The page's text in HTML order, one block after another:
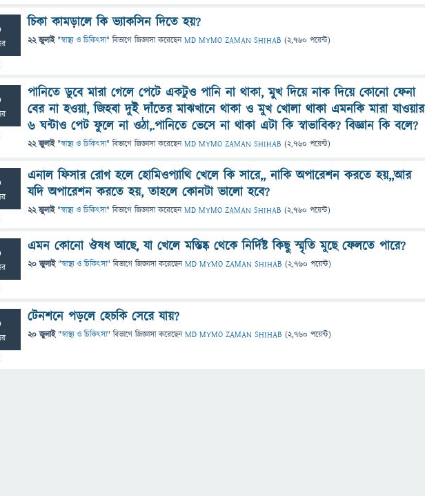
চিকা কামড়ালে কি ভ্যাকসিন দিতে হয়?
22 জুলাই "স্বাস্থ্য ও চিকিৎসা" বিভাগে জিজ্ঞাসাকরেছেনMD MYMO ZAMAN SHIHAB (2,760 পয়েন্ট)
পানিতে ডুবে মারা গেলে পেটে একটুও পানি না থাকা, মুখ দিয়ে নাক দিয়ে কোনো ফেনা
বের না হওয়া, জিহবা দুই দাঁতের মাঝখানে থাকা ও মুখ খোলা থাকা এমনকি মারা যাওয়ার
৬ ঘন্টাও পেট ফুলে না ওঠা,.পানিতে ভেসে না থাকা এটা কি স্বাভাবিক? বিজ্ঞান কি বলে?
22 জুলাই "স্বাস্থ্য ও চিকিৎসা" বিভাগে জিজ্ঞাসাকরেছেনMD MYMO ZAMAN SHIHAB (2,760 পয়েন্ট)
এনাল ফিসার রোগ হলে হোমিওপ্যাথি খেলে কি সারে,, নাকি অপারেশন করতে হয়,,আর
যদি অপারেশন করতে হয়, তাহলে কোনটা ভালো হবে?
22 জুলাই "স্বাস্থ্য ও চিকিৎসা" বিভাগে জিজ্ঞাসাকরেছেনMD MYMO ZAMAN SHIHAB (2,760 পয়েন্ট)
এমন কোনো ঔষধ আছে, যা খেলে মস্তিষ্ক থেকে নির্দিষ্ট কিছু স্মৃতি মুছে ফেলতে পারে?
20 জুলাই "স্বাস্থ্য ও চিকিৎসা" বিভাগে জিজ্ঞাসাকরেছেনMD MYMO ZAMAN SHIHAB (2,760 পয়েন্ট)
টেনশনে পড়লে হেচকি সেরে যায়?
20 জুলাই "স্বাস্থ্য ও চিকিৎসা" বিভাগে জিজ্ঞাসাকরেছেনMD MYMO ZAMAN SHIHAB (2,760 পয়েন্ট)